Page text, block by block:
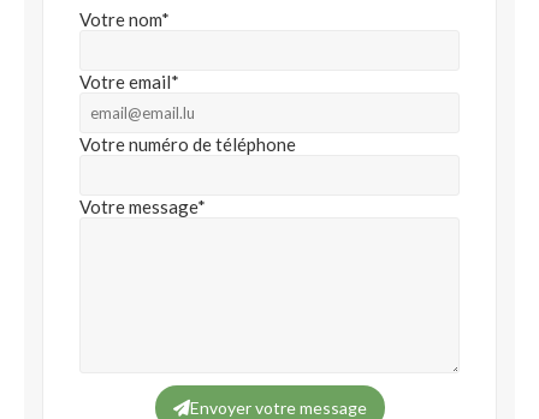
Votre nom*
Votre email*
Votre numéro de téléphone
Votre message*
Envoyer votre message